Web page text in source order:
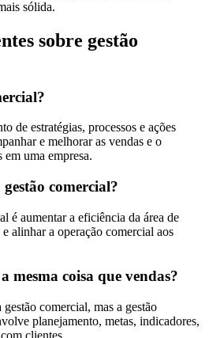
sólida.
sobre gestão
de estratégias, processos e ações
e melhorar as vendas e o
uma empresa.
comercial?
é aumentar a eficiência da área de
alinhar a operação comercial aos
mesma coisa que vendas?
comercial, mas a gestão
planejamento, metas, indicadores,
clientes.